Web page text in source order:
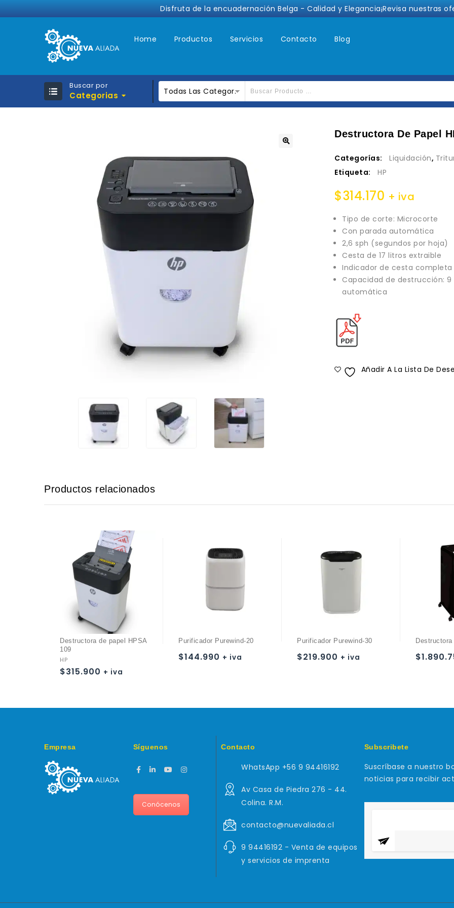
Disfruta de la encuadernación Belga - Calidad y Elegancia¡Revisa nuestras
Home Productos Servicios Contacto Blog
Buscar por
Categorias Todas Las Categor.
Destructora De Papel
Categorías: Liquidación,
Etiqueta:
HP
$314.170 + iva
Tipo de corte: Microcorte
Con parada automática
2,6 sph (segundos por hoja)
Cesta de 17 litros extraible
Indicador de cesta completa
Capacidad de destrucción:
automática
Añadir A La Lista De
Productos relacionados
Destructora de papel HPSA
109
HP
$315.900 + iva
Purificador Purewind-20
$144.990 + iva
Purificador Purewind-30
$219.900 + iva $
Empresa Síguenos
Conócenos
Contacto
WhatsApp +56 9 94416192
Av Casa de Piedra 276 - 44.
Colina. R.M.
contacto@nuevaliada.cl
9 94416192 - Venta de equipos
y servicios de imprenta
Subscribete
Suscríbase a nuestro
noticias para recibir